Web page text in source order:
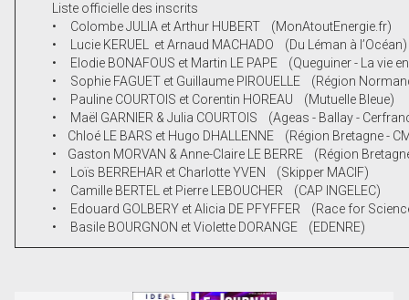
Liste officielle des inscrits
• Colombe JULIA et Arthur HUBERT (MonAtoutEnergie.fr)
• Lucie KERUEL et Arnaud MACHADO (Du Léman à l’Océan)
• Elodie BONAFOUS et Martin LE PAPE (Queguiner - La vie
• Sophie FAGUET et Guillaume PIROUELLE (Région
• Pauline COURTOIS et Corentin HOREAU (Mutuelle Bleue)
• Maël GARNIER & Julia COURTOIS (Ageas - Ballay -
• Chloé LE BARS et Hugo DHALLENNE (Région Bretagne -
• Gaston MORVAN & Anne-Claire LE BERRE (Région
• Loïs BERREHAR et Charlotte YVEN (Skipper MACIF)
• Camille BERTEL et Pierre LEBOUCHER (CAP INGELEC)
• Edouard GOLBERY et Alicia DE PFYFFER (Race for
• Basile BOURGNON et Violette DORANGE (EDENRE)